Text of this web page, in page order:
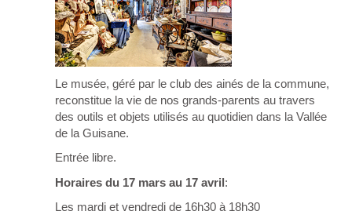
Le musée, géré par le club des ainés de la commune,
reconstitue la vie de nos grands-parents au travers
des outils et objets utilisés au quotidien dans la Vallée
de la Guisane.
Entrée libre.
Horaires du 17 mars au 17 avril:
Les mardi et vendredi de 16h30 à 18h30